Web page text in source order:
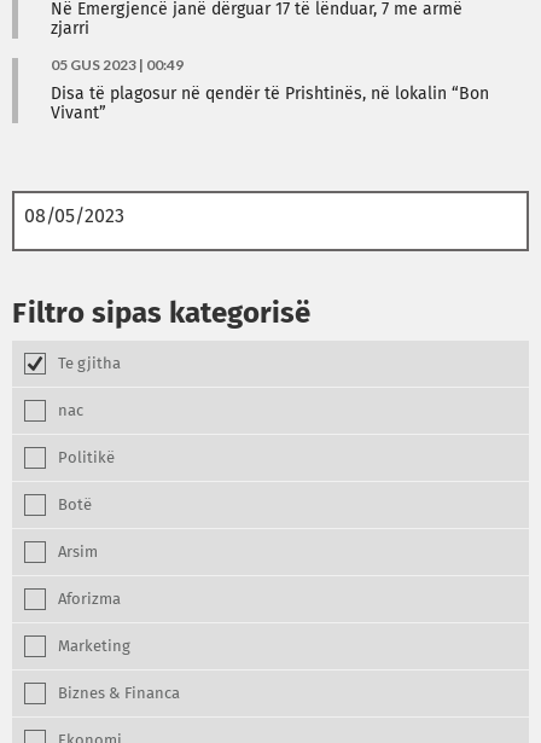
Në Emergjencë janë dërguar 17 të lënduar, 7 me armë
zjarri
05 GUS 2023 | 00:49
Disa të plagosur në qendër të Prishtinës, në lokalin “Bon
Vivant”
Filtro sipas kategorisë
Te gjitha
nac
Politikë
Botë
Arsim
Aforizma
Marketing
Biznes & Financa